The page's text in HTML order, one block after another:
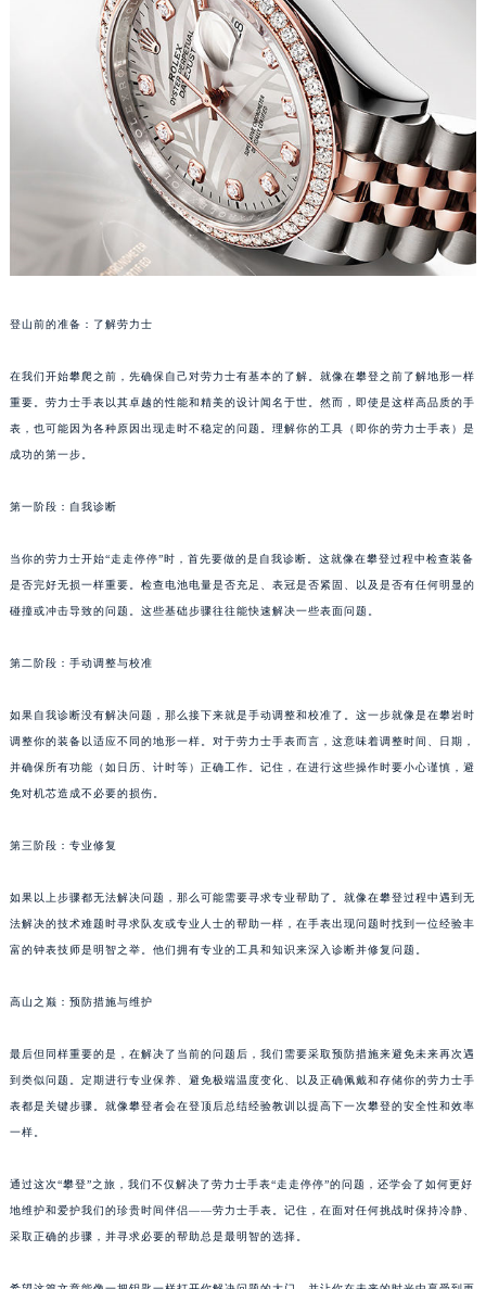
登山前的准备：了解劳力士
在我们开始攀爬之前，先确保自己对劳力士有基本的了解。就像在攀登之前了解地形一样
重要。劳力士手表以其卓越的性能和精美的设计闻名于世。然而，即使是这样高品质的手
表，也可能因为各种原因出现走时不稳定的问题。理解你的工具（即你的劳力士手表）是
成功的第一步。
第一阶段：自我诊断
当你的劳力士开始“走走停停”时，首先要做的是自我诊断。这就像在攀登过程中检查装备
是否完好无损一样重要。检查电池电量是否充足、表冠是否紧固、以及是否有任何明显的
碰撞或冲击导致的问题。这些基础步骤往往能快速解决一些表面问题。
第二阶段：手动调整与校准
如果自我诊断没有解决问题，那么接下来就是手动调整和校准了。这一步就像是在攀岩时
调整你的装备以适应不同的地形一样。对于劳力士手表而言，这意味着调整时间、日期，
并确保所有功能（如日历、计时等）正确工作。记住，在进行这些操作时要小心谨慎，避
免对机芯造成不必要的损伤。
第三阶段：专业修复
如果以上步骤都无法解决问题，那么可能需要寻求专业帮助了。就像在攀登过程中遇到无
法解决的技术难题时寻求队友或专业人士的帮助一样，在手表出现问题时找到一位经验丰
富的钟表技师是明智之举。他们拥有专业的工具和知识来深入诊断并修复问题。
高山之巅：预防措施与维护
最后但同样重要的是，在解决了当前的问题后，我们需要采取预防措施来避免未来再次遇
到类似问题。定期进行专业保养、避免极端温度变化、以及正确佩戴和存储你的劳力士手
表都是关键步骤。就像攀登者会在登顶后总结经验教训以提高下一次攀登的安全性和效率
一样。
通过这次“攀登”之旅，我们不仅解决了劳力士手表“走走停停”的问题，还学会了如何更好
地维护和爱护我们的珍贵时间伴侣——劳力士手表。记住，在面对任何挑战时保持冷静、
采取正确的步骤，并寻求必要的帮助总是最明智的选择。